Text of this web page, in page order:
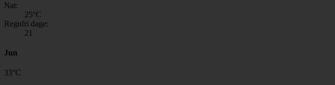
Nat:
25°C
Regnfri dage:
21
Jun
33°C